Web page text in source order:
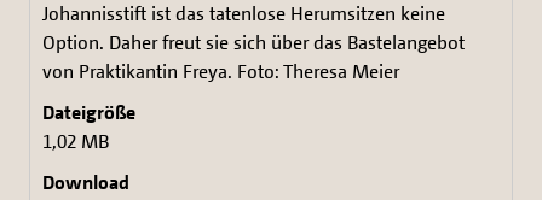
Johannisstift ist das tatenlose Herumsitzen keine
Option. Daher freut sie sich über das Bastelangebot
von Praktikantin Freya. Foto: Theresa Meier
1,02 MB